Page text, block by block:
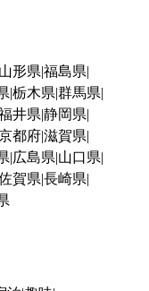
山形県 福島県
栃木県 群馬県
井県 静岡県
都府滋賀県
広島県 山口県
賀県 長崎県